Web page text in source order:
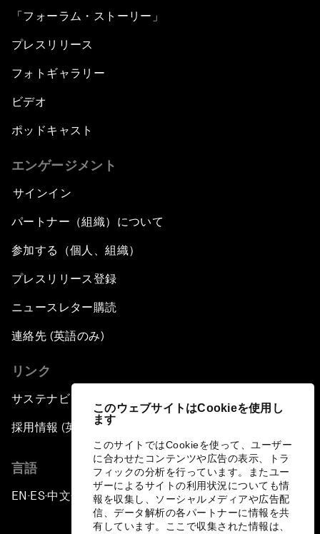
このウェブサイトはCookieを使用し
ます
このサイトではCookieを使って、ユーザー
に合わせたコンテンツや広告の表示、トラ
フィックの分析を行っています。またユー
ザーによるサイトの利用状況についても情
報を収集し、ソーシャルメディアや広告配
信、データ解析の各パートナーに情報を共
有しています。ここで収集された情報は、
「フォーラム・ストーリー」
プレスリリース
フォトギャラリー
ビデオ
ポッドキャスト
エンゲージメント
サインイン
パートナー（組織）について
参加する（個人、組織）
プレスリリース登録
ニュースレター購読
連絡先 (英語のみ)
リンク
サステナビリティへの取り組み
採用情報 (英語のみ)
言語
EN ▪ES▪中文▪ 日本語